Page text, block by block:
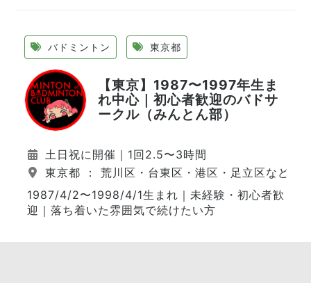
バドミントン 東京都
【東京】1987〜1997年生ま
れ中心｜初心者歓迎のバドサ
ークル（みんとん部）
土日祝に開催｜1回2.5〜3時間
東京都 ： 荒川区・台東区・港区・足立区など（
1987/4/2〜1998/4/1生まれ｜未経験・初心者歓
迎｜落ち着いた雰囲気で続けたい方